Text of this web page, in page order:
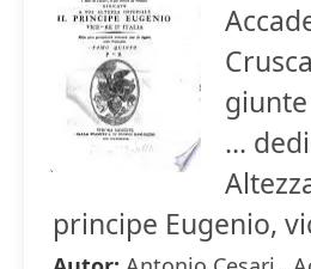
...
principe Eugenio,